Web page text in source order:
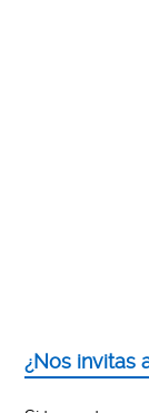
¿Nos invitas